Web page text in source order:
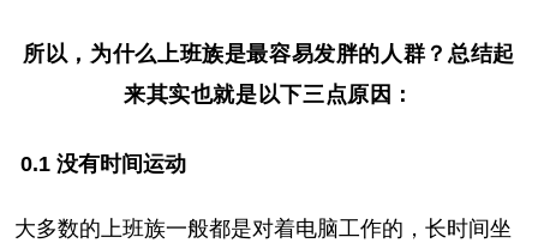
所以，为什么上班族是最容易发胖的人群？总结起
来其实也就是以下三点原因：
0.1 没有时间运动
大多数的上班族一般都是对着电脑工作的，长时间坐